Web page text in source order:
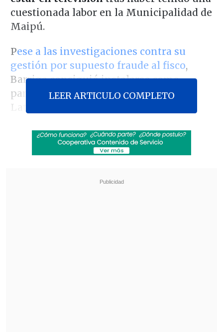
cuestionada labor en la Municipalidad de
Maipú.
Pese a las investigaciones contra su
gestión por supuesto fraude al fisco,
Barriga consiguió instalarse como
panelista de la nueva versión de "Me
Late, el espacio de Daniel Fuenzalida.
Revisa también
Cartelera de conciertos 2026 en Chile
"Juntos por siempre": Daniela Muñoz y alcalde
LEER ARTICULO COMPLETO